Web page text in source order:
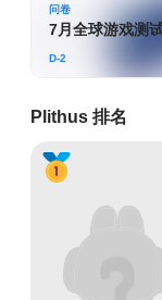
问卷
7月全球游戏测
D-2
Plithus 排名